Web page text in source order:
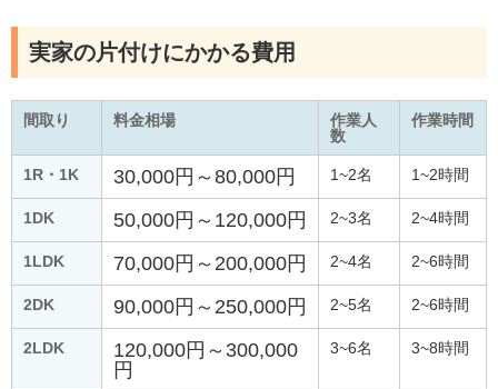
実家の片付けにかかる費用
間取り 料金相場
作業人
数
作業時間
1R・1K 30,000円～80,000円 1~2名 1~2時間
1DK 50,000円～120,000円 2~3名 2~4時間
1LDK 70,000円～200,000円 2~4名 2~6時間
2DK 90,000円～250,000円 2~5名 2~6時間
2LDK
120,000円～300,000
円
3~6名 3~8時間